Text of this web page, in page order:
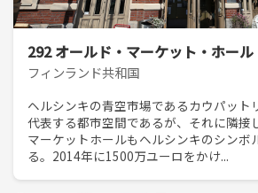
292 オールド・マーケット・ホール
フィンランド共和国
ヘルシンキの青空市場であるカウパット
代表する都市空間であるが、それに隣接
マーケットホールもヘルシンキのシンボ
る。2014年に1500万ユーロをかけ...